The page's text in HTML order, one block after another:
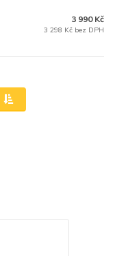
3 990 Kč
3 298 Kč bez DPH